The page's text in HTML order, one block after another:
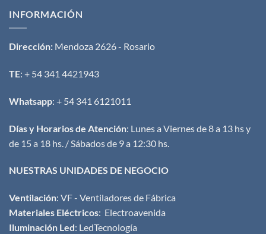
INFORMACIÓN
Dirección: Mendoza 2626 - Rosario
TE: + 54 341 4421943
Whatsapp: + 54 341 6121011
Días y Horarios de Atención: Lunes a Viernes de 8 a 13 hs y
de 15 a 18 hs. / Sábados de 9 a 12:30 hs.
NUESTRAS UNIDADES DE NEGOCIO
Ventilación: VF - Ventiladores de Fábrica
Materiales Eléctricos: Electroavenida
Iluminación Led: LedTecnología